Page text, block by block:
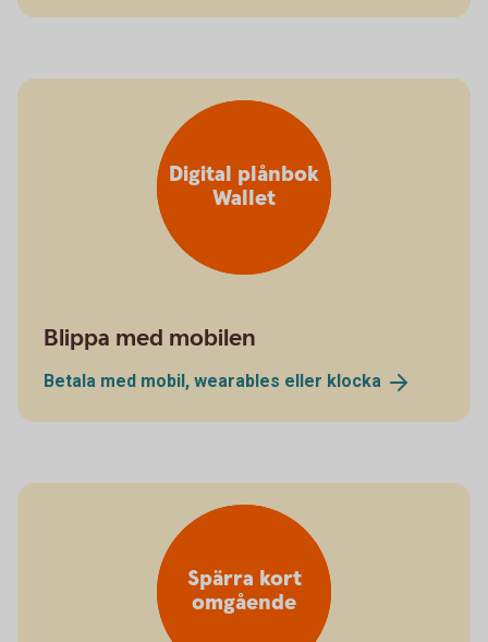
Digital plånbok
Wallet
Blippa med mobilen
Betala med mobil, wearables eller klocka
Spärra kort
omgående